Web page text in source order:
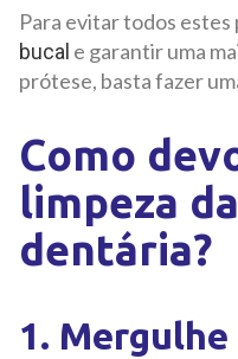
Para evitar todos estes
bucal e garantir uma
prótese, basta fazer
Como
limpeza
dentária?
1. Mergulhe